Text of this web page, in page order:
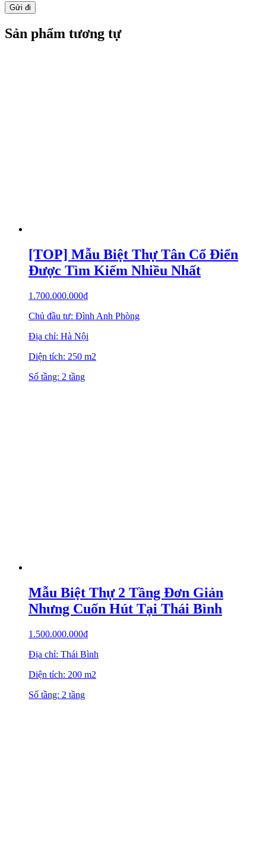
Sản phẩm tương tự
[TOP] Mẫu Biệt Thự Tân Cổ Điển
Được Tìm Kiếm Nhiều Nhất
1.700.000.000₫
Chủ đầu tư: Đình Anh Phòng
Địa chỉ: Hà Nội
Diện tích: 250 m2
Số tầng: 2 tầng
Mẫu Biệt Thự 2 Tầng Đơn Giản
Nhưng Cuốn Hút Tại Thái Bình
1.500.000.000₫
Địa chỉ: Thái Bình
Diện tích: 200 m2
Số tầng: 2 tầng